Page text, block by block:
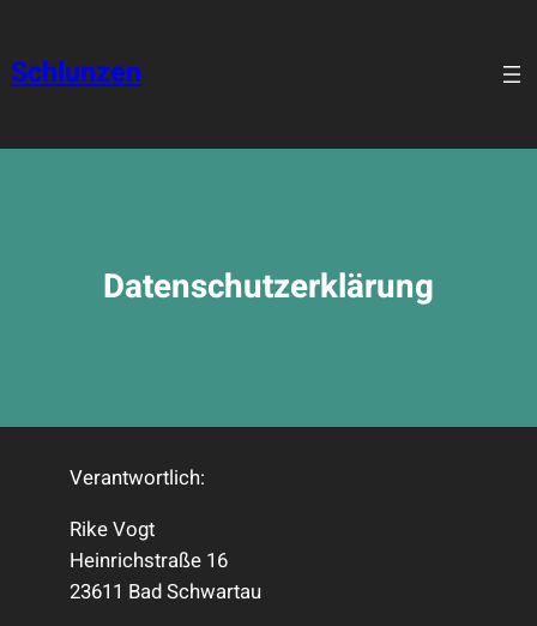
springen
Schlunzen
Datenschutzerklärung
Verantwortlich:
Rike Vogt
Heinrichstraße 16
23611 Bad Schwartau